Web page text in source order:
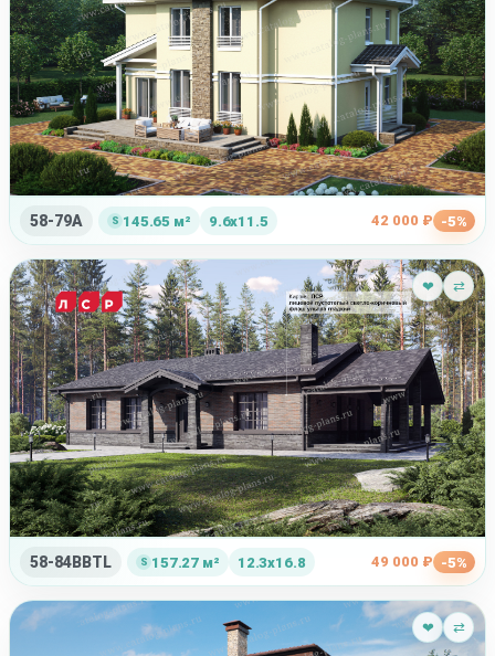
58-79A 145.65 м² 9.6x11.5 42 000 ₽ -5%
❤ ⇄
58-84BBTL 157.27 м² 12.3x16.8 49 000 ₽ -5%
❤ ⇄